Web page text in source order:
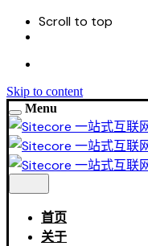
Scroll to top
Skip to content
Menu
首页
关于